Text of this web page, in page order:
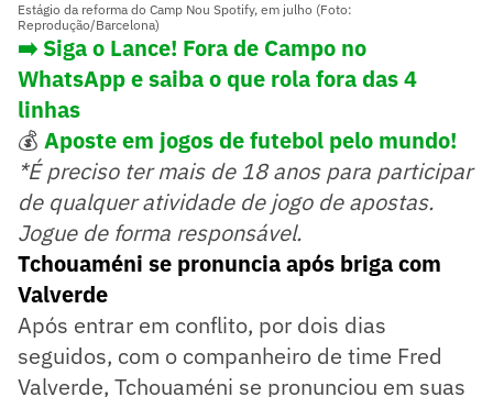
Estágio da reforma do Camp Nou Spotify, em julho (Foto:
Reprodução/Barcelona)
➡️ Siga o Lance! Fora de Campo no
WhatsApp e saiba o que rola fora das 4
linhas
💰 Aposte em jogos de futebol pelo mundo!
*É preciso ter mais de 18 anos para participar
de qualquer atividade de jogo de apostas.
Jogue de forma responsável.
Tchouaméni se pronuncia após briga com
Valverde
Após entrar em conflito, por dois dias
seguidos, com o companheiro de time Fred
Valverde, Tchouaméni se pronunciou em suas